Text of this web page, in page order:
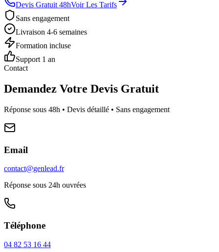
Devis Gratuit 48hVoir Les Tarifs
Sans engagement
Livraison 4-6 semaines
Formation incluse
Support 1 an
Contact
Demandez Votre Devis Gratuit
Réponse sous 48h • Devis détaillé • Sans engagement
Email
contact@genlead.fr
Réponse sous 24h ouvrées
Téléphone
04 82 53 16 44